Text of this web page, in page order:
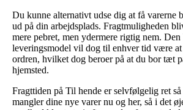
Du kunne alternativt udse dig at få varerne
ud på din arbejdsplads. Fragtmuligheden
mere pebret, men ydermere rigtig nem.
leveringsmodel vil dog til enhver tid være at
ordren, hvilket dog beroer på at du bor tæt
hjemsted.
Fragttiden på Til hende er selvfølgelig ret
mangler dine nye varer nu og her, så i det